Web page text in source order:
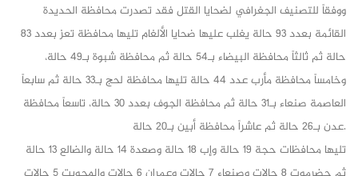
ووفقاً للتصنيف الجغرافي لضحايا القتل فقد تصدرت محافظة الحديدة
القائمة بعدد 93 حالة يغلب عليها ضحايا الألغام تليها محافظة تعز بعدد 83
حالة ثم ثالثاً محافظة البيضاء بـ54 حالة ثم محافظة شبوة بـ49 حالة،
وخامساً محافظة مأرب عدد 44 حالة تليها محافظة لحج بـ33 حالة ثم سابعاً
العاصمة صنعاء بـ31 حالة ثم محافظة الجوف بعدد 30 حالة، تاسعاً محافظة
عدن بـ26 حالة ثم عاشراً محافظة أبين بـ20 حالة.
تليها محافظات حجة 19 حالة وإب 18 حالة وصعدة 14 حالة والضالع 13 حالة